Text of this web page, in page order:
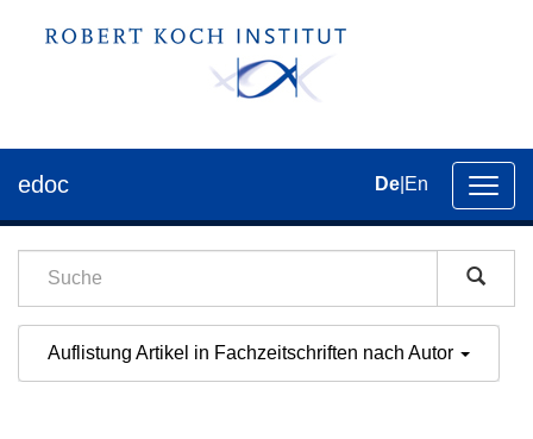
der
edoc De En
Auflistung Artikel in Fachzeitschriften nach Autor